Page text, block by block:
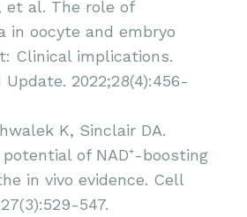
et al. The role of
in oocyte and embryo
Clinical implications.
Update. 2022;28(4):456-
K, Sinclair DA.
of NAD⁺-boosting
in vivo evidence. Cell
547.